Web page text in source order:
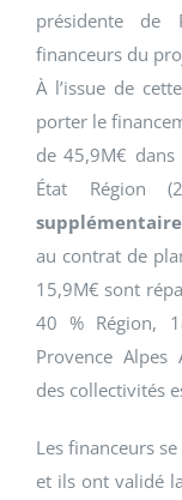
présidente de
financeurs du
À l’issue de
porter le
de 45,9M€
État Région
au contrat de
15,9M€ sont
40 % Région,
Provence Alpes
des collectivités
Les financeurs
et ils ont validé